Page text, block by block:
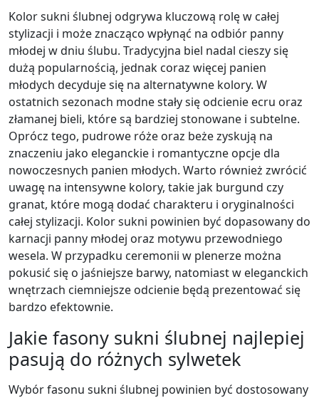
Kolor sukni ślubnej odgrywa kluczową rolę w całej
stylizacji i może znacząco wpłynąć na odbiór panny
młodej w dniu ślubu. Tradycyjna biel nadal cieszy się
dużą popularnością, jednak coraz więcej panien
młodych decyduje się na alternatywne kolory. W
ostatnich sezonach modne stały się odcienie ecru oraz
złamanej bieli, które są bardziej stonowane i subtelne.
Oprócz tego, pudrowe róże oraz beże zyskują na
znaczeniu jako eleganckie i romantyczne opcje dla
nowoczesnych panien młodych. Warto również zwrócić
uwagę na intensywne kolory, takie jak burgund czy
granat, które mogą dodać charakteru i oryginalności
całej stylizacji. Kolor sukni powinien być dopasowany do
karnacji panny młodej oraz motywu przewodniego
wesela. W przypadku ceremonii w plenerze można
pokusić się o jaśniejsze barwy, natomiast w eleganckich
wnętrzach ciemniejsze odcienie będą prezentować się
bardzo efektownie.
Jakie fasony sukni ślubnej najlepiej
pasują do różnych sylwetek
Wybór fasonu sukni ślubnej powinien być dostosowany